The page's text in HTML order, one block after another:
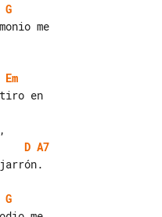
G
Em
D A7
G